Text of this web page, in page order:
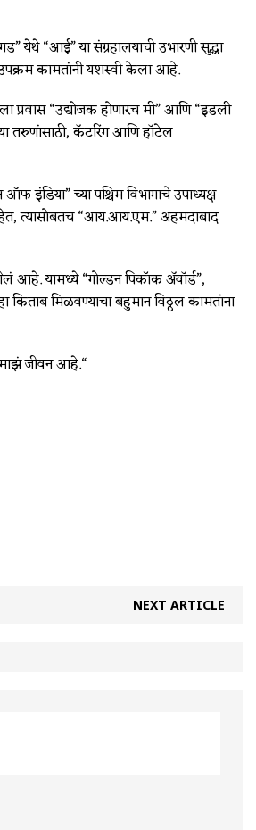
येथे “आई” या संग्रहालयाची उभारणी सुद्धा
कामतांनी यशस्वी केला आहे.
प्रवास “उद्योजक होणारच मी” आणि “इडली
तरुणांसाठी, कॅटरिंग आणि हॉटेल
इंडिया” च्या पश्चिम विभागाचे उपाध्यक्ष
त्यासोबतच “आय.आय.एम.” अहमदाबाद
गेलं आहे. यामध्ये “गोल्डन पिकॉक ॲ‍वॉर्ड”,
किताब मिळवण्याचा बहुमान विठ्ठल कामतांना
माझं जीवन आहे.“
NEXT ARTICLE